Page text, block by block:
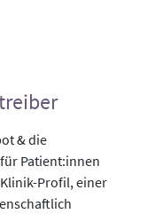
& die
Patient:innen
Profil, einer